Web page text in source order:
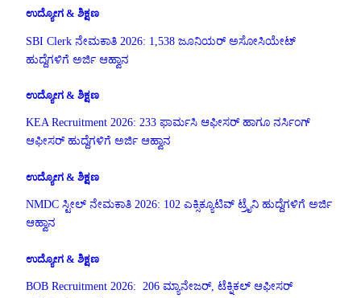
ಉದ್ಯೋಗ & ಶಿಕ್ಷಣ
SBI Clerk ನೇಮಕಾತಿ 2026: 1,538 ಜೂನಿಯರ್ ಅಸೋಸಿಯೇಟ್
ಹುದ್ದೆಗಳಿಗೆ ಅರ್ಜಿ ಆಹ್ವಾನ
ಉದ್ಯೋಗ & ಶಿಕ್ಷಣ
KEA Recruitment 2026: 233 ಫಾರ್ಮಸಿ ಆಫೀಸರ್ ಹಾಗೂ ನರ್ಸಿಂಗ್
ಆಫೀಸರ್ ಹುದ್ದೆಗಳಿಗೆ ಅರ್ಜಿ ಆಹ್ವಾನ
ಉದ್ಯೋಗ & ಶಿಕ್ಷಣ
NMDC ಸ್ಟೀಲ್ ನೇಮಕಾತಿ 2026: 102 ಎಕ್ಸಿಕ್ಯೂಟಿವ್ ಟ್ರೈನಿ ಹುದ್ದೆಗಳಿಗೆ ಅರ್ಜಿ
ಆಹ್ವಾನ
ಉದ್ಯೋಗ & ಶಿಕ್ಷಣ
BOB Recruitment 2026: 206 ಮ್ಯಾನೇಜರ್, ಟೆಕ್ನಿಕಲ್ ಆಫೀಸರ್